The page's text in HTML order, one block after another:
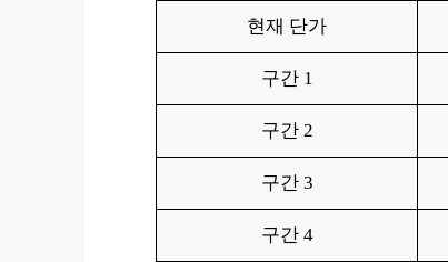
현재 단가
구간 1
구간 2
구간 3
구간 4